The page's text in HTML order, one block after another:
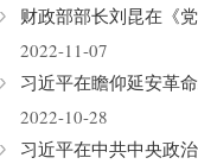
财政部部长刘昆在《
2022-11-07
习近平在瞻仰延安革
2022-10-28
习近平在中共中央政